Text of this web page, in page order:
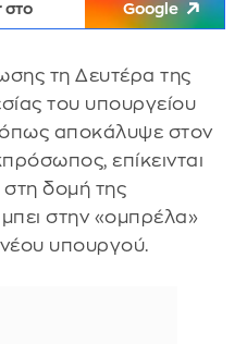
στο Google
τη Δευτέρα της
του υπουργείου
όπως αποκάλυψε στον
επίκεινται
στη δομή της
στην «ομπρέλα»
υπουργού.